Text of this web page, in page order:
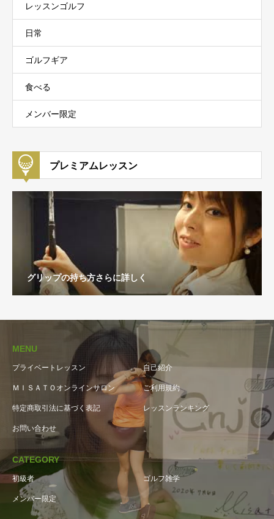
レッスンゴルフ
日常
ゴルフギア
食べる
メンバー限定
プレミアムレッスン
グリップの持ち方さらに詳しく
MENU
プライベートレッスン 自己紹介
ＭＩＳＡＴＯオンラインサロン ご利用規約
特定商取引法に基づく表記 レッスンランキング
お問い合わせ
CATEGORY
初級者 ゴルフ雑学
メンバー限定